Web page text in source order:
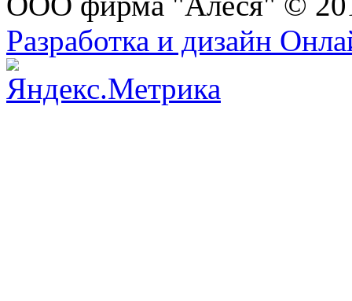
Разработка и дизайн